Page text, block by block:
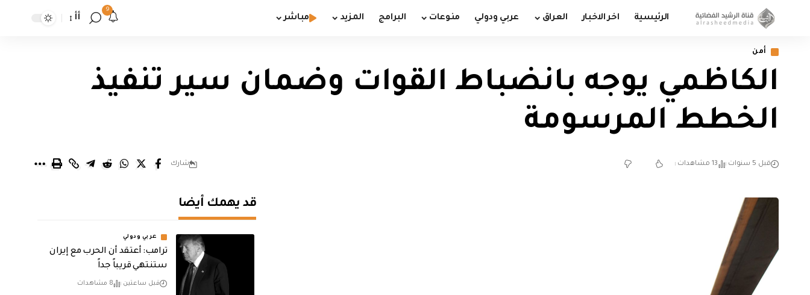
الرئيسية اخر الاخبار العراق عربي ودولي منوعات البرامج المزيد مباشر
9
أأ
أمن
الكاظمي يوجه بانضباط القوات وضمان سير تنفيذ
الخطط المرسومة
قبل 5 سنوات 13 مشاهدات شارك
قد يهمك أيضا
عربي ودولي
‏ترامب: أعتقد أن الحرب مع إيران
ستنتهي قريباً جداً
قبل ساعتين 8 مشاهدات